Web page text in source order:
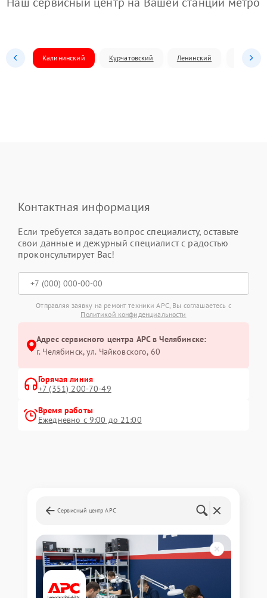
Калининский Курчатовский Ленинский
Контактная информация
Если требуется задать вопрос специалисту, оставьте
свои данные и дежурный специалист с радостью
проконсультирует Вас!
Отправляя заявку на ремонт техники APC, Вы соглашаетесь с
Политикой конфиденциальности
Адрес сервисного центра APC в Челябинске:
г. Челябинск, ул. Чайковского, 60
Горячая линия
+7 (351) 200-70-49
Время работы
Ежедневно с 9:00 до 21:00
Сервисный центр APC